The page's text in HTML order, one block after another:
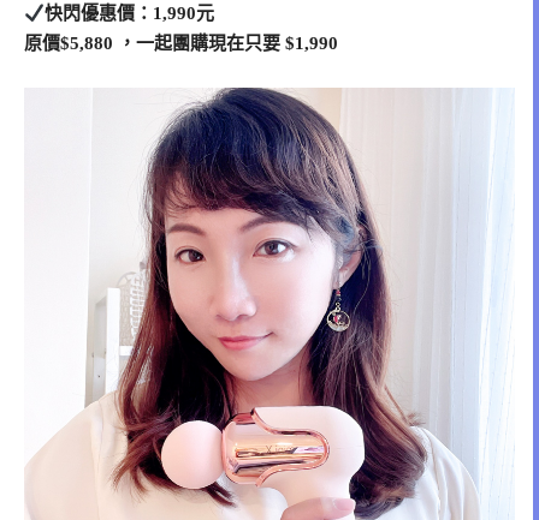
快閃優惠價：1,990元
原價$5,880 ，一起團購現在只要 $1,990